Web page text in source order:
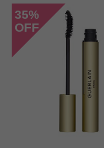
35%
OFF